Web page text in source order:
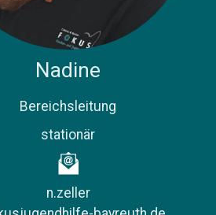
Nadine
Bereichsleitung
stationär
n.zeller